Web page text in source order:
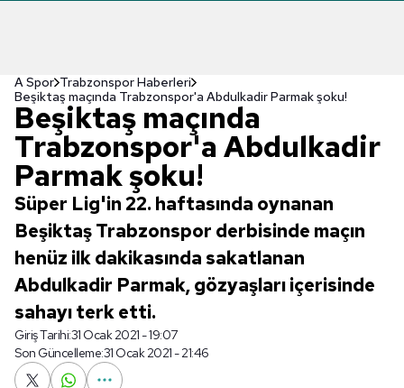
A Spor Trabzonspor Haberleri
Beşiktaş maçında Trabzonspor'a Abdulkadir Parmak şoku!
Beşiktaş maçında
Trabzonspor'a Abdulkadir
Parmak şoku!
Süper Lig'in 22. haftasında oynanan
Beşiktaş Trabzonspor derbisinde maçın
henüz ilk dakikasında sakatlanan
Abdulkadir Parmak, gözyaşları içerisinde
sahayı terk etti.
Giriş Tarihi:31 Ocak 2021 - 19:07
Son Güncelleme:31 Ocak 2021 - 21:46